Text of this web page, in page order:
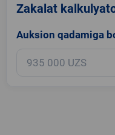
Zakalat
Auksion qadamiga